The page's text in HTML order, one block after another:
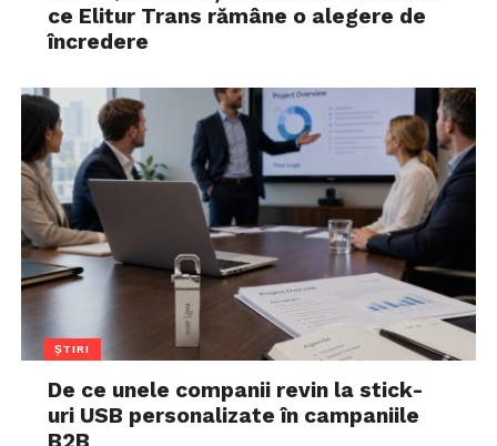
ce Elitur Trans rămâne o alegere de
încredere
ȘTIRI
De ce unele companii revin la stick-
uri USB personalizate în campaniile